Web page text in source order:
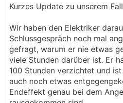
Das ist schlicht und
Auch bei einem bloßen
der Unternehmer – analog
Kostenvoranschlag –
voraussichtliche
der geschätzten Kosten dem
- WKO
Weiters schreibt die WKO:
Kurzes Update zu unserem
Wir haben den Elektriker
Schlussgespräch noch mal
gefragt, warum er nie etwas
viele Stunden darüber ist. Er
100 Stunden verzichtet und
auch noch etwas
Endeffekt genau bei dem